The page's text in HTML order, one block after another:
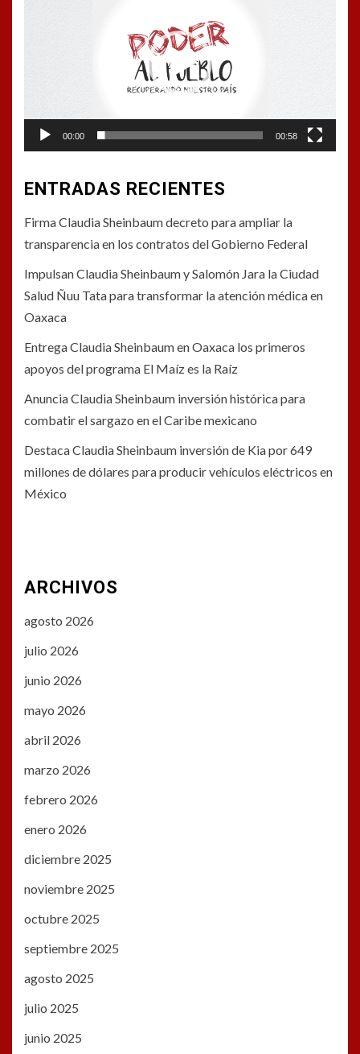
00:00 00:58
ENTRADAS RECIENTES
Firma Claudia Sheinbaum decreto para ampliar la
transparencia en los contratos del Gobierno Federal
Impulsan Claudia Sheinbaum y Salomón Jara la Ciudad
Salud Ñuu Tata para transformar la atención médica en
Oaxaca
Entrega Claudia Sheinbaum en Oaxaca los primeros
apoyos del programa El Maíz es la Raíz
Anuncia Claudia Sheinbaum inversión histórica para
combatir el sargazo en el Caribe mexicano
Destaca Claudia Sheinbaum inversión de Kia por 649
millones de dólares para producir vehículos eléctricos en
México
ARCHIVOS
agosto 2026
julio 2026
junio 2026
mayo 2026
abril 2026
marzo 2026
febrero 2026
enero 2026
diciembre 2025
noviembre 2025
octubre 2025
septiembre 2025
agosto 2025
julio 2025
junio 2025